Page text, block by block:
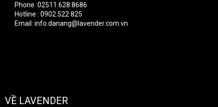
Phone :02511.628.8686
Hotline : 0902.522 825
Email: info.danang@lavender.com.vn
VỀ LAVENDER